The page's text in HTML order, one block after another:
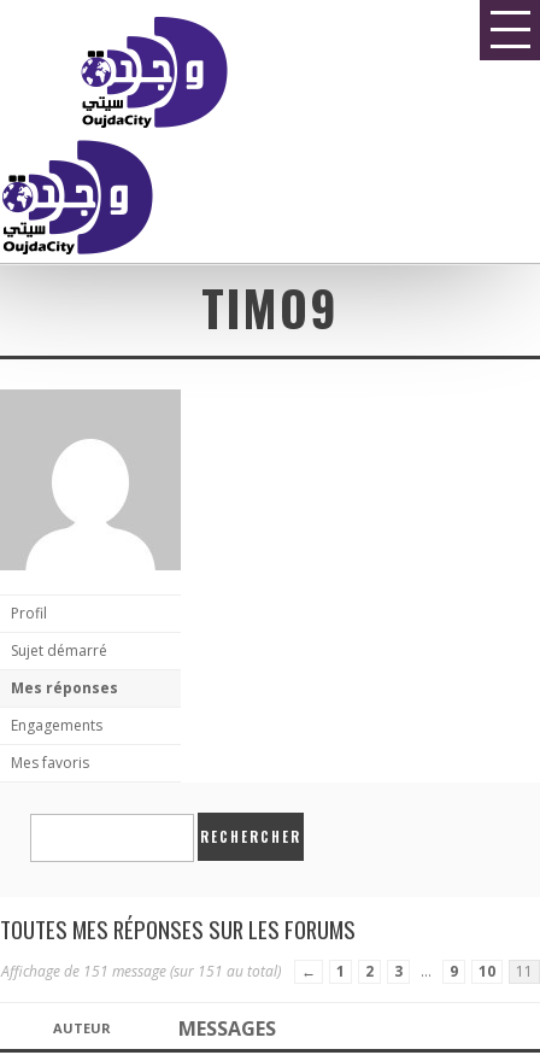
TIMO9
Profil
Sujet démarré
Mes réponses
Engagements
Mes favoris
TOUTES MES RÉPONSES SUR LES FORUMS
Affichage de 151 message (sur 151 au total) ← 1 2 3 … 9 10 11
AUTEUR MESSAGES